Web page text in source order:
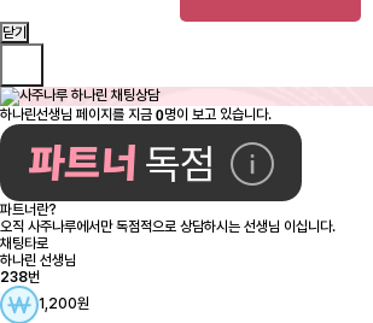
닫기
하나린선생님 페이지를 지금 0명이 보고 있습니다.
파트너란?
오직 사주나루에서만 독점적으로 상담하시는 선생님 이십니다.
채팅타로
하나린 선생님
238번
1,200원